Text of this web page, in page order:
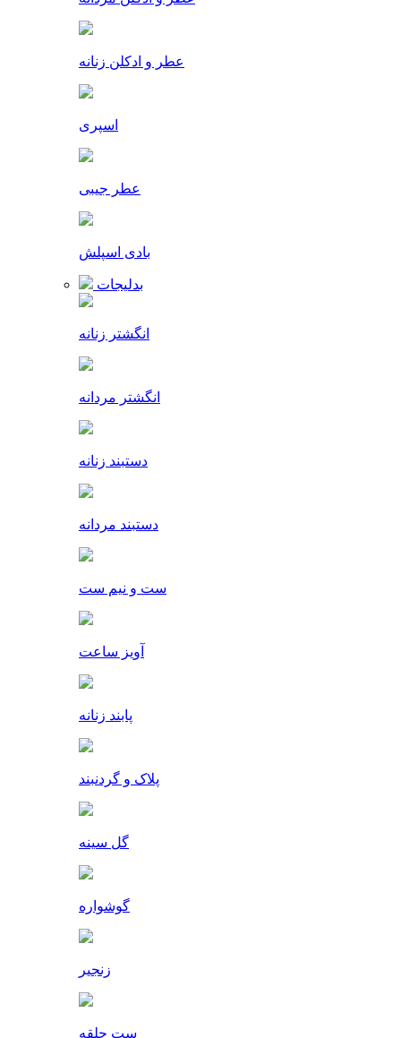
عطر و ادکلن زنانه
اسپری
عطر جیبی
بادی اسپلش
بدلیجات
انگشتر زنانه
انگشتر مردانه
دستبند زنانه
دستبند مردانه
ست و نیم ست
آویز ساعت
پابند زنانه
پلاک و گردنبند
گل سینه
گوشواره
زنجیر
ست حلقه